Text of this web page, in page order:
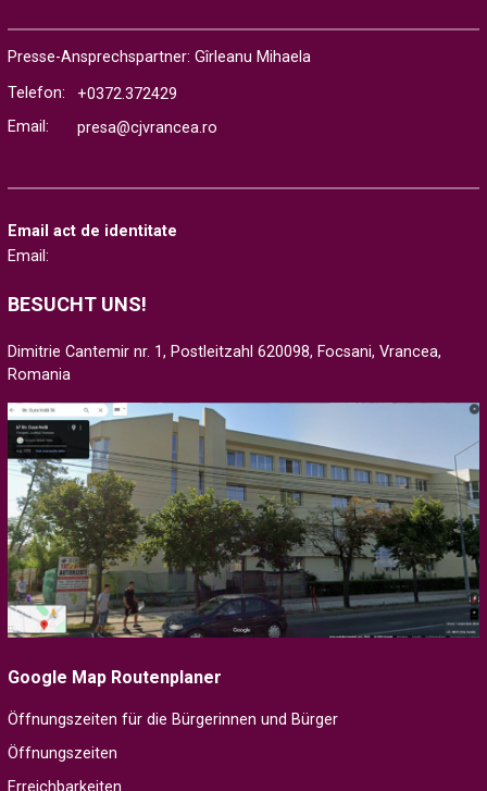
Presse-Ansprechspartner: Gîrleanu Mihaela
Telefon:
+0372.372429
Email:
presa@cjvrancea.ro
Email act de identitate
Email:
BESUCHT UNS!
Dimitrie Cantemir nr. 1, Postleitzahl 620098, Focsani, Vrancea,
Romania
Google Map Routenplaner
Öffnungszeiten für die Bürgerinnen und Bürger
Öffnungszeiten